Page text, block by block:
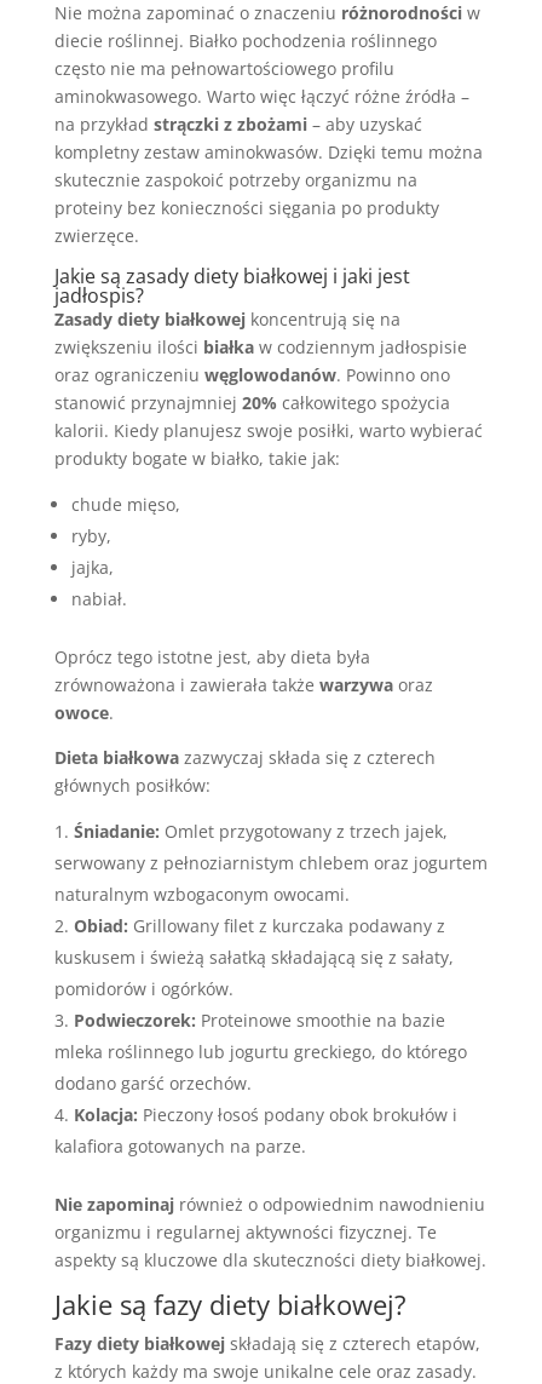
Nie można zapominać o znaczeniu różnorodnościw
diecie roślinnej. Białko pochodzenia roślinnego
często nie ma pełnowartościowego profilu
aminokwasowego. Warto więc łączyć różne źródła –
na przykład strączki z zbożami– aby uzyskać
kompletny zestaw aminokwasów. Dzięki temu można
skutecznie zaspokoić potrzeby organizmu na
proteiny bez konieczności sięgania po produkty
zwierzęce.
Jakie są zasady diety białkowej i jaki jest
jadłospis?
Zasady diety białkowejkoncentrują się na
zwiększeniu ilości białkaw codziennym jadłospisie
oraz ograniczeniu węglowodanów. Powinno ono
stanowić przynajmniej 20% całkowitego spożycia
kalorii. Kiedy planujesz swoje posiłki, warto wybierać
produkty bogate w białko, takie jak:
chude mięso,
ryby,
jajka,
nabiał.
Oprócz tego istotne jest, aby dieta była
zrównoważona i zawierała także warzywaoraz
owoce.
Dieta białkowazazwyczaj składa się z czterech
głównych posiłków:
Śniadanie: Omlet przygotowany z trzech jajek,
serwowany z pełnoziarnistym chlebem oraz jogurtem
naturalnym wzbogaconym owocami.
Obiad: Grillowany filet z kurczaka podawany z
kuskusem i świeżą sałatką składającą się z sałaty,
pomidorów i ogórków.
Podwieczorek: Proteinowe smoothie na bazie
mleka roślinnego lub jogurtu greckiego, do którego
dodano garść orzechów.
Kolacja: Pieczony łosoś podany obok brokułów i
kalafiora gotowanych na parze.
Nie zapominajrównież o odpowiednim nawodnieniu
organizmu i regularnej aktywności fizycznej. Te
aspekty są kluczowe dla skuteczności diety białkowej.
Jakie są fazy diety białkowej?
Fazy diety białkowejskładają się z czterech etapów,
z których każdy ma swoje unikalne cele oraz zasady.